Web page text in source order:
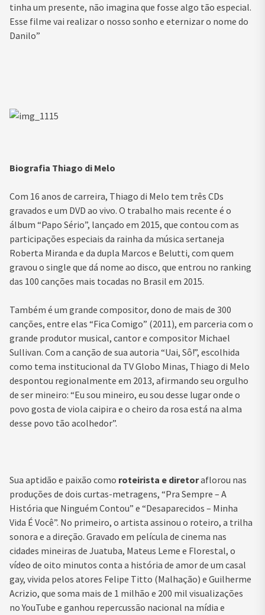
tinha um presente, não imagina que fosse algo tão especial.
Esse filme vai realizar o nosso sonho e eternizar o nome do
Danilo”
Biografia Thiago di Melo
Com 16 anos de carreira, Thiago di Melo tem três CDs
gravados e um DVD ao vivo. O trabalho mais recente é o
álbum “Papo Sério”, lançado em 2015, que contou com as
participações especiais da rainha da música sertaneja
Roberta Miranda e da dupla Marcos e Belutti, com quem
gravou o single que dá nome ao disco, que entrou no ranking
das 100 canções mais tocadas no Brasil em 2015.
Também é um grande compositor, dono de mais de 300
canções, entre elas “Fica Comigo” (2011), em parceria com o
grande produtor musical, cantor e compositor Michael
Sullivan. Com a canção de sua autoria “Uai, Sô!”, escolhida
como tema institucional da TV Globo Minas, Thiago di Melo
despontou regionalmente em 2013, afirmando seu orgulho
de ser mineiro: “Eu sou mineiro, eu sou desse lugar onde o
povo gosta de viola caipira e o cheiro da rosa está na alma
desse povo tão acolhedor”.
Sua aptidão e paixão como roteirista e diretoraflorou nas
produções de dois curtas-metragens, “Pra Sempre – A
História que Ninguém Contou” e “Desaparecidos – Minha
Vida É Você”. No primeiro, o artista assinou o roteiro, a trilha
sonora e a direção. Gravado em película de cinema nas
cidades mineiras de Juatuba, Mateus Leme e Florestal, o
vídeo de oito minutos conta a história de amor de um casal
gay, vivida pelos atores Felipe Titto (Malhação) e Guilherme
Acrizio, que soma mais de 1 milhão e 200 mil visualizações
no YouTube e ganhou repercussão nacional na mídia e